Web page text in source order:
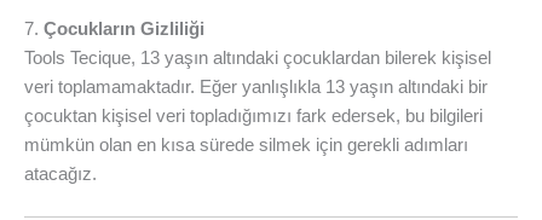
7. Çocukların Gizliliği
Tools Tecique, 13 yaşın altındaki çocuklardan bilerek kişisel
veri toplamamaktadır. Eğer yanlışlıkla 13 yaşın altındaki bir
çocuktan kişisel veri topladığımızı fark edersek, bu bilgileri
mümkün olan en kısa sürede silmek için gerekli adımları
atacağız.